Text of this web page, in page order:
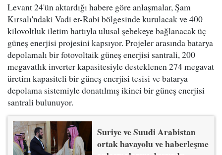
Levant 24'ün aktardığı habere göre anlaşmalar, Şam
Kırsalı'ndaki Vadi er-Rabi bölgesinde kurulacak ve 400
kilovoltluk iletim hattıyla ulusal şebekeye bağlanacak üç
güneş enerjisi projesini kapsıyor. Projeler arasında batarya
depolamalı bir fotovoltaik güneş enerjisi santrali, 200
megavatlık inverter kapasitesiyle desteklenen 274 megavat
üretim kapasiteli bir güneş enerjisi tesisi ve batarya
depolama sistemiyle donatılmış ikinci bir güneş enerjisi
santrali bulunuyor.
Suriye ve Suudi Arabistan
ortak havayolu ve haberleşme